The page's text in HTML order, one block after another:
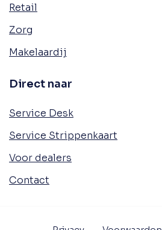
Retail
Zorg
Makelaardij
Direct naar
Service Desk
Service Strippenkaart
Voor dealers
Contact